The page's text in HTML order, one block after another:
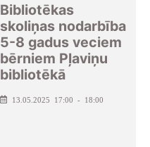
Bibliotēkas
skoliņas nodarbība
5-8 gadus veciem
bērniem Pļaviņu
bibliotēkā
13.05.2025 17:00 - 18:00